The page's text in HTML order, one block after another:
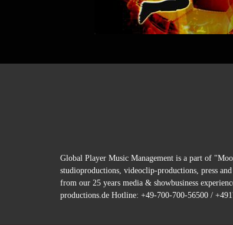
Global Player Music Management is a part of
studioproductions, videoclip-productions, press
from our 25 years media & showbusiness
productions.de Hotline: +49-700-700-56500 /